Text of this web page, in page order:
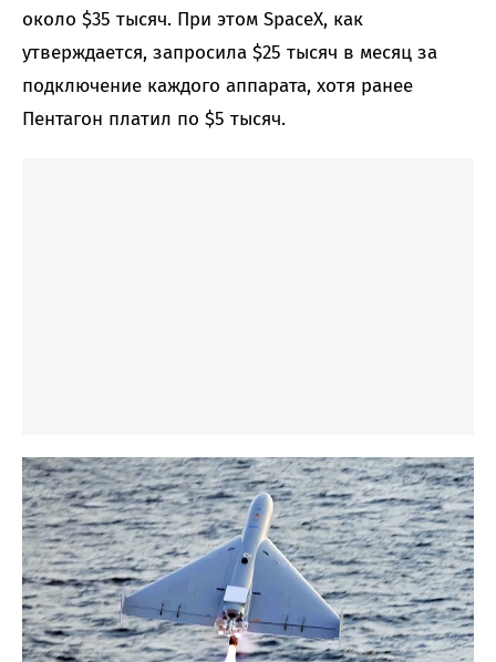
около $35 тысяч. При этом SpaceX, как
утверждается, запросила $25 тысяч в месяц за
подключение каждого аппарата, хотя ранее
Пентагон платил по $5 тысяч.